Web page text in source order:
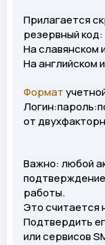
Прилагается
резервный код:
На славянском
На английском
Формат
от
Важно: любой
подтверждение
работы.
Это считается
Подтвердить
или сервисов